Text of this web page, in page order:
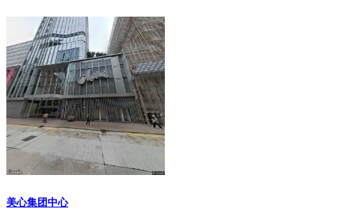
美心集团中心